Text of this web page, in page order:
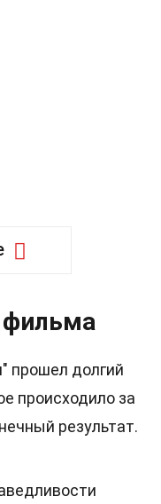
фильма
прошел долгий
происходило за
результат.